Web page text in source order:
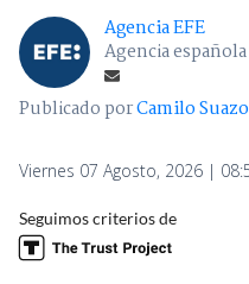
Agencia EFE
Agencia
Publicado porCamilo Suazo
Viernes 07 Agosto, 2026 |
Seguimos criterios de